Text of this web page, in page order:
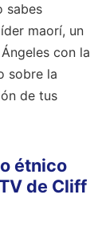
sabes
maorí, un
con la
sobre la
de tus
étnico
de Cliff